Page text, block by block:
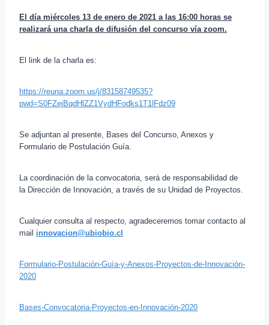
El día miércoles 13 de enero de 2021 a las 16:00 horas se
realizará una charla de difusión del concurso vía zoom.
El link de la charla es:
https://reuna.zoom.us/j/83158749535?
pwd=S0FZejBqdHlZZ1VydHFodks1T1lFdz09
Se adjuntan al presente, Bases del Concurso, Anexos y
Formulario de Postulación Guía.
La coordinación de la convocatoria, será de responsabilidad de
la Dirección de Innovación, a través de su Unidad de Proyectos.
Cualquier consulta al respecto, agradeceremos tomar contacto al
mail innovacion@ubiobio.cl
Formulario-Postulación-Guía-y-Anexos-Proyectos-de-Innovación-
2020
Bases-Convocatoria-Proyectos-en-Innovación-2020